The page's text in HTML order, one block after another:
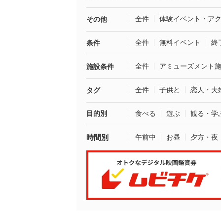
その他 全件 体験イベント・ア
条件 全件 無料イベント 終
施設条件 全件 アミューズメント
タグ 全件 子供と 恋人・夫
目的別 食べる 遊ぶ 観る・学
時間別 午前中 お昼 夕方・夜